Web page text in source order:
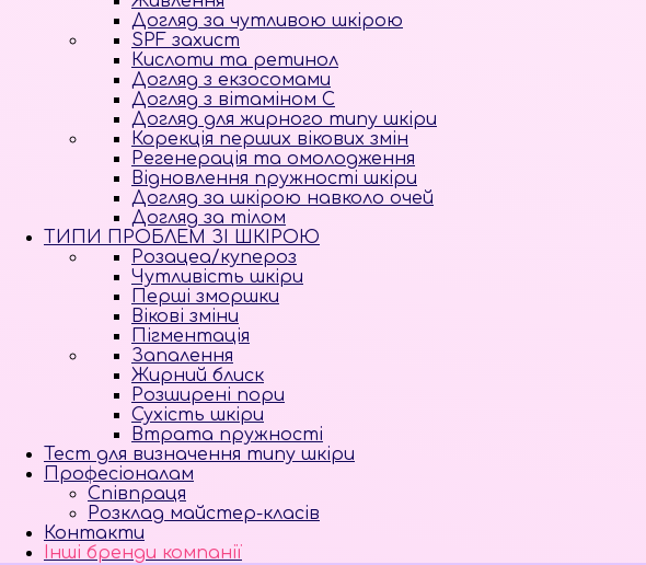
Догляд за чутливою шкірою
SPF захист
Кислоти та ретинол
Догляд з екзосомами
Догляд з вітаміном С
Догляд для жирного типу шкіри
Корекція перших вікових змін
Регенерація та омолодження
Відновлення пружності шкіри
Догляд за шкірою навколо очей
Догляд за тілом
ТИПИ ПРОБЛЕМ ЗІ ШКІРОЮ
Розацеа/купероз
Чутливість шкіри
Перші зморшки
Вікові зміни
Пігментація
Запалення
Жирний блиск
Розширені пори
Сухість шкіри
Втрата пружності
Тест для визначення типу шкіри
Професіоналам
Співпраця
Розклад майстер-класів
Контакти
Інші бренди компанії